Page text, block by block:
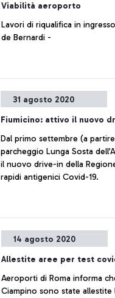
Viabilità aeroporto
Lavori di riqualifica in
de Bernardi -
31 agosto 2020
Fiumicino: attivo il nuovo
Dal primo settembre (a
parcheggio Lunga Sosta
il nuovo drive-in della
rapidi antigenici Covid-19.
14 agosto 2020
Allestite aree per test
Aeroporti di Roma informa
Ciampino sono state